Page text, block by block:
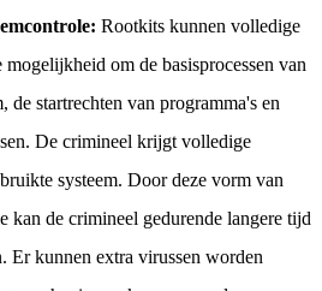
Rootkits kunnen volledige
mogelijkheid om de basisprocessen van
de startrechten van programma's en
De crimineel krijgt volledige
systeem. Door deze vorm van
kan de crimineel gedurende langere tijd
Er kunnen extra virussen worden